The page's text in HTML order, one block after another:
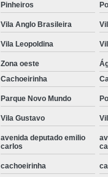
Pinheiros
Vila Anglo Brasileira
Vila Leopoldina
Zona oeste
Cachoeirinha
Parque Novo Mundo
Vila Gustavo
avenida deputado emilio
carlos
cachoeirinha